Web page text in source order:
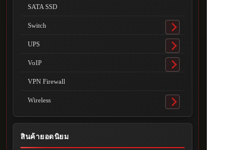
SATA SSD
Switch
Toggle
submenu
UPS
Toggle
submenu
VoIP
Toggle
VPN Firewall
Wireless
Toggle
submenu
สินค้ายอดนิยม